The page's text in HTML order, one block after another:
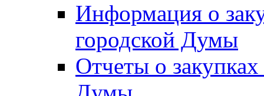
Информация о
городской Думы
Отчеты о